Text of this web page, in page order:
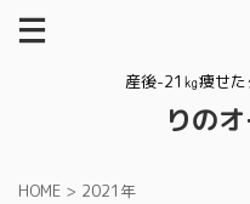
産後-21㎏痩せ
りの
HOME > 2021年